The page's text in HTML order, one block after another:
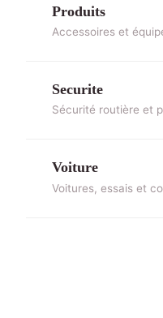
Produits
Accessoires et
Securite
Sécurité routière et
Voiture
Voitures, essais et